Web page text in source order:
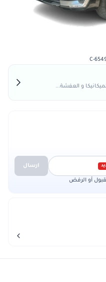
C-
و العفشة...
ارسال
أو الرفض